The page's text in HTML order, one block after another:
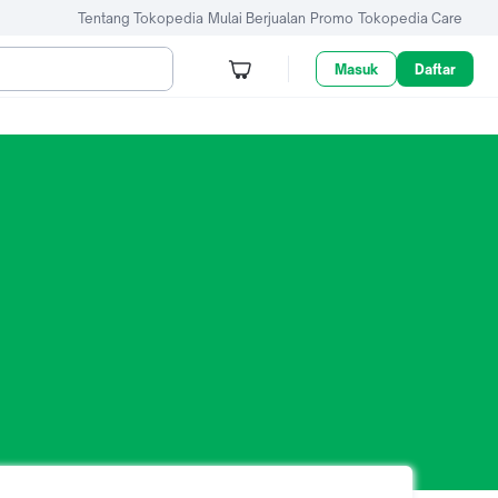
Tentang Tokopedia Mulai Berjualan Promo Tokopedia Care
Masuk Daftar